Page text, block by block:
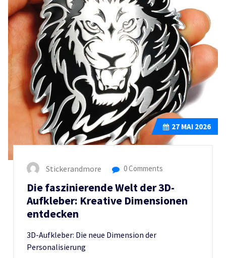
27 MAI 2026
Stickerandmore 0 Comments
Die faszinierende Welt der 3D-
Aufkleber: Kreative Dimensionen
entdecken
3D-Aufkleber: Die neue Dimension der
Personalisierung